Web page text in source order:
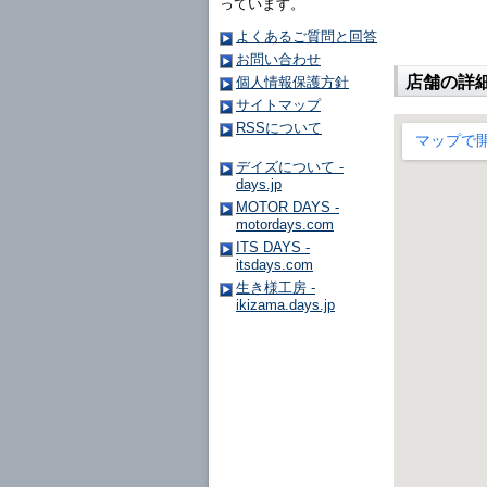
店舗の詳
っています。
よくあるご質問と回答
お問い合わせ
個人情報保護方針
サイトマップ
RSSについて
デイズについて -
days.jp
MOTOR DAYS -
motordays.com
ITS DAYS -
itsdays.com
生き様工房 -
ikizama.days.jp